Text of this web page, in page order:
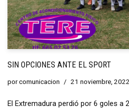
SIN OPCIONES ANTE EL SPORT
porcomunicacion 21 noviembre, 2022
El Extremadura perdió por 6 goles a